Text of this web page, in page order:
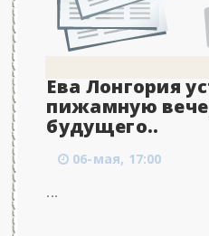
Ева Лонгория
пижамную
будущего..
06-мая, 17:00
...